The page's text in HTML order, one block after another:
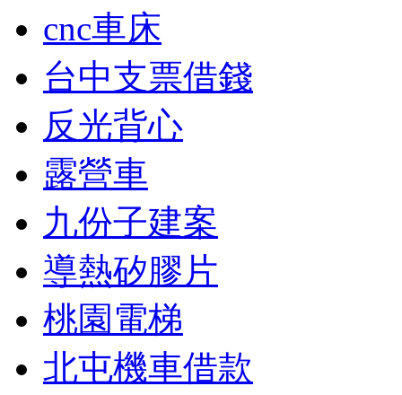
cnc車床
台中支票借錢
反光背心
露營車
九份子建案
導熱矽膠片
桃園電梯
北屯機車借款